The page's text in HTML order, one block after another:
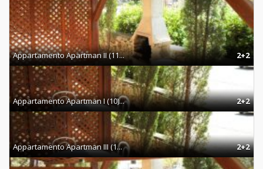
Appartamento Apartman II (11... 2+2
Appartamento Apartman I (10)... 2+2
Appartamento Apartman III (1... 2+2